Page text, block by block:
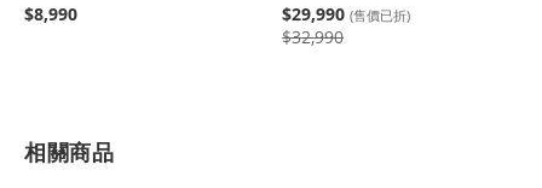
$8,990 $29,990 (售價已折)
$32,990
相關商品